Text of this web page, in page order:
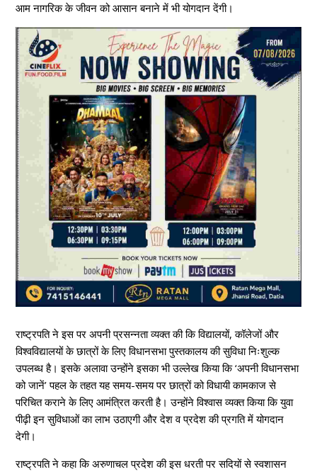
आम नागरिक के जीवन को आसान बनाने में भी योगदान देंगी।
राष्ट्रपति ने इस पर अपनी प्रसन्नता व्यक्त की कि विद्यालयों, कॉलेजों और
विश्वविद्यालयों के छात्रों के लिए विधानसभा पुस्तकालय की सुविधा निःशुल्क
उपलब्ध है। इसके अलावा उन्होंने इसका भी उल्लेख किया कि ‘अपनी विधानसभा
को जानें’ पहल के तहत यह समय-समय पर छात्रों को विधायी कामकाज से
परिचित कराने के लिए आमंत्रित करती है। उन्होंने विश्वास व्यक्त किया कि युवा
पीढ़ी इन सुविधाओं का लाभ उठाएगी और देश व प्रदेश की प्रगति में योगदान
देगी।
राष्ट्रपति ने कहा कि अरुणाचल प्रदेश की इस धरती पर सदियों से स्वशासन